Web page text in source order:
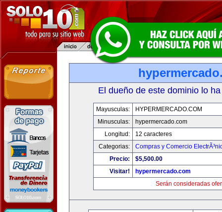
El dueño de este dominio lo
Mayusculas:
HYPERMERCADO.COM
Minusculas:
hypermercado.com
Longitud:
12 caracteres
Categorias:
Compras y Comercio
Precio:
$5,500.00
Visitar!
hypermercado.com
Serán consideradas